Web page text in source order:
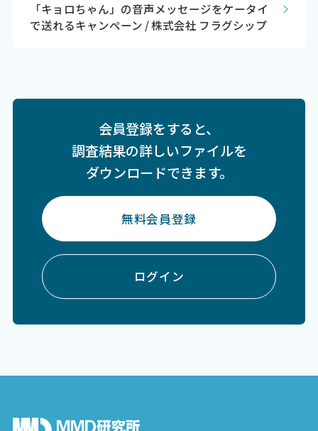
「キョロちゃん」の音声メッセージをケータイ
で送れるキャンペーン / 株式会社 フラグシップ
会員登録をすると、
調査結果の詳しいファイルを
ダウンロードできます。
無料会員登録
ログイン